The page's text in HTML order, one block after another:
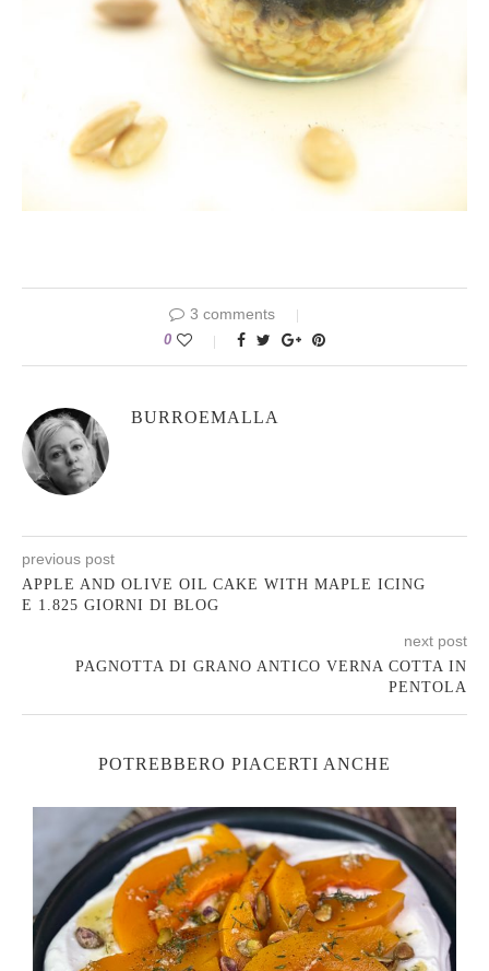
3 comments
0
BURROEMALLA
previous post
APPLE AND OLIVE OIL CAKE WITH MAPLE ICING
E 1.825 GIORNI DI BLOG
next post
PAGNOTTA DI GRANO ANTICO VERNA COTTA IN
PENTOLA
POTREBBERO PIACERTI ANCHE